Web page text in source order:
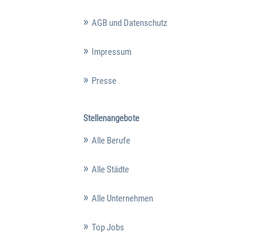
AGB und Datenschutz
Impressum
Presse
Stellenangebote
Alle Berufe
Alle Städte
Alle Unternehmen
Top Jobs